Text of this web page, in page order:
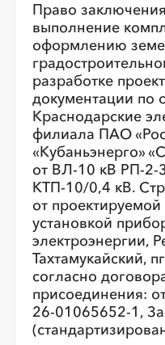
Право
выполнение
оформлению
разработке
документации по
Краснодарские
филиала ПАО
«Кубаньэнерго»
от ВЛ-10 кВ РП-2-
КТП-10/0,4 кВ.
от
установкой
электроэнергии,
Тахтамукайский,
согласно
присоединения:
26-01065652-1,
░ ░░ ░░░░ ░ ░ ░
░
░
░
░
░
░
░
░
░
░
░
░
░
░░
░
░
░
░
░
░
░
░
░